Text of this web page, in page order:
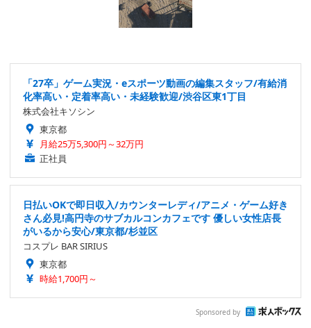
「27卒」ゲーム実況・eスポーツ動画の編集スタッフ/有給消
化率高い・定着率高い・未経験歓迎/渋谷区東1丁目
株式会社キソシン
東京都
月給25万5,300円～32万円
正社員
日払いOKで即日収入/カウンターレディ/アニメ・ゲーム好き
さん必見!高円寺のサブカルコンカフェです 優しい女性店長
がいるから安心/東京都/杉並区
コスプレ BAR SIRIUS
東京都
時給1,700円～
Sponsored by